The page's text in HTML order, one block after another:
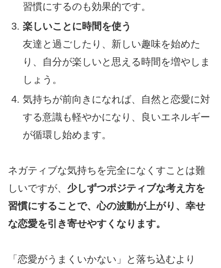
習慣にするのも効果的です。
楽しいことに時間を使う
友達と過ごしたり、新しい趣味を始めた
り、自分が楽しいと思える時間を増やしま
しょう。
気持ちが前向きになれば、自然と恋愛に対
する意識も軽やかになり、良いエネルギー
が循環し始めます。
ネガティブな気持ちを完全になくすことは難
しいですが、 少しずつポジティブな考え方を
習慣にすることで、心の波動が上がり、幸せ
な恋愛を引き寄せやすくなります。
「恋愛がうまくいかない」と落ち込むより